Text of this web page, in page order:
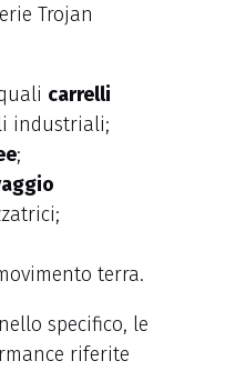
Trojan
carrelli
industriali;
;
terra.
specifico, le
riferite